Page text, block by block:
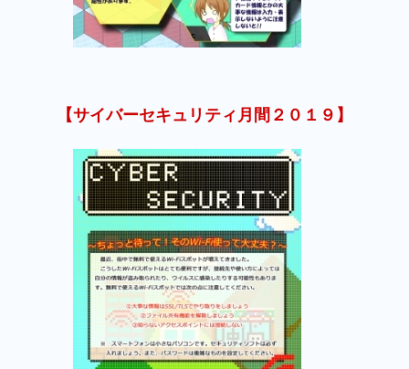
【サイバーセキュリティ月間２０１９】